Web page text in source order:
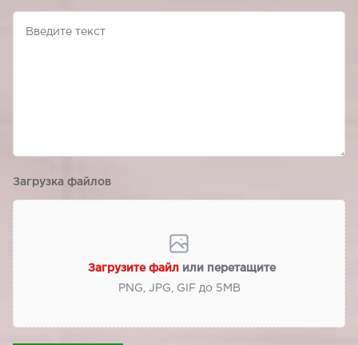
Загрузка файлов
Загрузите файл или перетащите
PNG, JPG, GIF до 5МВ